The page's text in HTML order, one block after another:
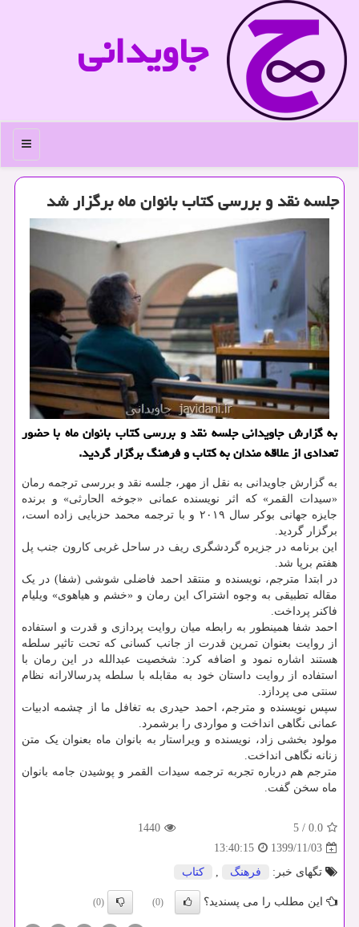
جاویدانی
منو
جلسه نقد و بررسی كتاب بانوان ماه برگزار شد
به گزارش جاویدانی جلسه نقد و بررسی کتاب بانوان ماه با حضور
تعدادی از علاقه مندان به کتاب و فرهنگ برگزار گردید.
به گزارش جاویدانی به نقل از مهر، جلسه نقد و بررسی ترجمه رمان
«سیدات القمر» که اثر نویسنده عمانی «جوخه الحارثی» و برنده
جایزه جهانی بوکر سال ۲۰۱۹ و با ترجمه محمد حزبایی زاده است،
برگزار گردید.
این برنامه در جزیره گردشگری ریف در ساحل غربی کارون جنب پل
هفتم برپا شد.
در ابتدا مترجم، نویسنده و منتقد احمد فاضلی شوشی (شفا) در یک
مقاله تطبیقی به وجوه اشتراک این رمان و «خشم و هیاهوی» ویلیام
فاکنر پرداخت.
احمد شفا همینطور به رابطه میان روایت پردازی و قدرت و استفاده
از روایت بعنوان تمرین قدرت از جانب کسانی که تحت تاثیر سلطه
هستند اشاره نمود و اضافه کرد: شخصیت عبدالله در این رمان با
استفاده از روایت داستان خود به مقابله با سلطه پدرسالارانه نظام
سنتی می پردازد.
سپس نویسنده و مترجم، احمد حیدری به تغافل ما از چشمه ادبیات
عمانی نگاهی انداخت و مواردی را برشمرد.
مولود بخشی زاد، نویسنده و ویراستار به بانوان ماه بعنوان یک متن
زنانه نگاهی انداخت.
مترجم هم درباره تجربه ترجمه سیدات القمر و پوشیدن جامه بانوان
ماه سخن گفت.
0.0
/
5
1440
1399/11/03
13:40:15
تگهای خبر:
فرهنگ , كتاب
این مطلب را می پسندید؟ (0)
(0)